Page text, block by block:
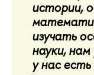
истории,
изучать
науки,
у нас есть